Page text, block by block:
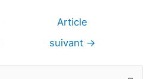
Article
suivant →